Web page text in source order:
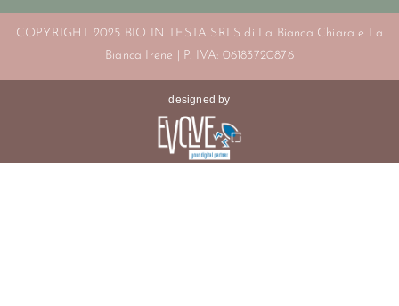
COPYRIGHT 2025 BIO IN TESTA SRLS di La Bianca Chiara e La
Bianca Irene | P. IVA: 06183720876
designed by